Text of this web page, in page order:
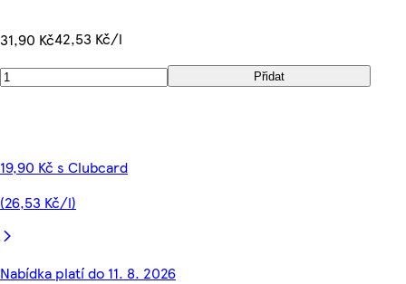
31,90 Kč42,53 Kč/l
Přidat
19,90 Kč s Clubcard
(26,53 Kč/l)
Nabídka platí do 11. 8. 2026